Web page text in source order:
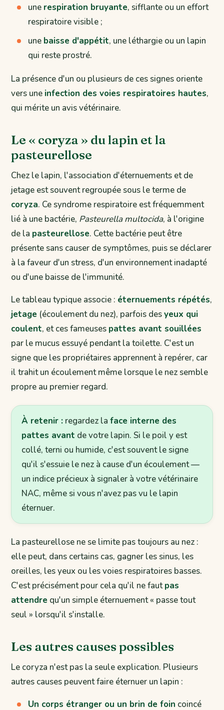
une respiration bruyante, sifflante ou un effort
respiratoire visible ;
une baisse d'appétit, une léthargie ou un lapin
qui reste prostré.
La présence d'un ou plusieurs de ces signes oriente
vers une infection des voies respiratoires hautes,
qui mérite un avis vétérinaire.
Le « coryza » du lapin et la
pasteurellose
Chez le lapin, l'association d'éternuements et de
jetage est souvent regroupée sous le terme de
coryza. Ce syndrome respiratoire est fréquemment
lié à une bactérie, Pasteurella multocida, à l'origine
de la pasteurellose. Cette bactérie peut être
présente sans causer de symptômes, puis se déclarer
à la faveur d'un stress, d'un environnement inadapté
ou d'une baisse de l'immunité.
Le tableau typique associe : éternuements répétés,
jetage (écoulement du nez), parfois desyeux qui
coulent, et ces fameuses pattes avant souillées
par le mucus essuyé pendant la toilette. C'est un
signe que les propriétaires apprennent à repérer, car
il trahit un écoulement même lorsque le nez semble
propre au premier regard.
À retenir : regardez la face interne des
pattes avant de votre lapin. Si le poil y est
collé, terni ou humide, c'est souvent le signe
qu'il s'essuie le nez à cause d'un écoulement —
un indice précieux à signaler à votre vétérinaire
NAC, même si vous n'avez pas vu le lapin
éternuer.
La pasteurellose ne se limite pas toujours au nez :
elle peut, dans certains cas, gagner les sinus, les
oreilles, les yeux ou les voies respiratoires basses.
C'est précisément pour cela qu'il ne fautpas
attendre qu'un simple éternuement « passe tout
seul » lorsqu'il s'installe.
Les autres causes possibles
Le coryza n'est pas la seule explication. Plusieurs
autres causes peuvent faire éternuer un lapin :
Un corps étranger ou un brin de foin coincé